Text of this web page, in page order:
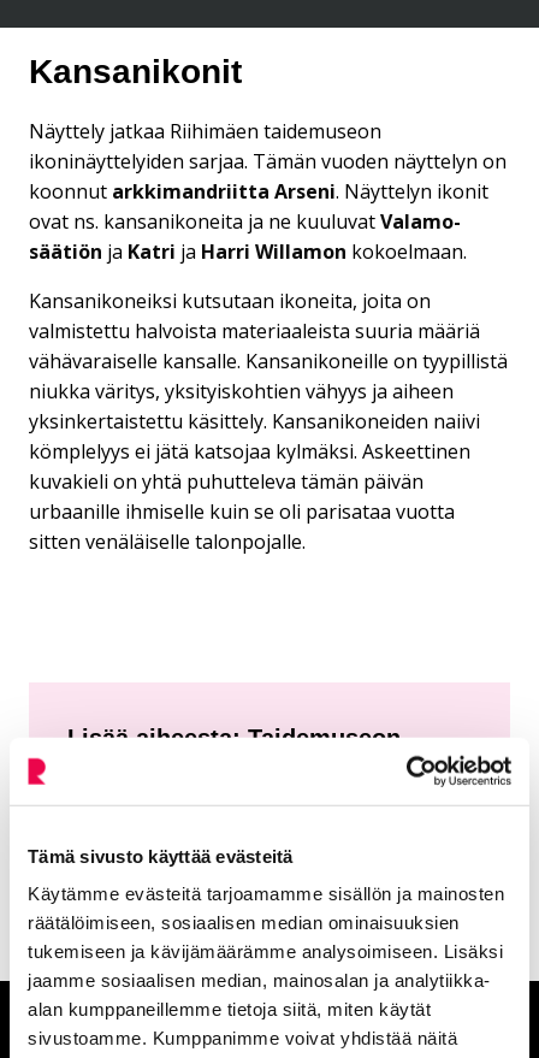
Tämä sivusto käyttää evästeitä
Käytämme evästeitä tarjoamamme sisällön ja mainosten
räätälöimiseen, sosiaalisen median ominaisuuksien
tukemiseen ja kävijämäärämme analysoimiseen. Lisäksi
jaamme sosiaalisen median, mainosalan ja analytiikka-
alan kumppaneillemme tietoja siitä, miten käytät
sivustoamme. Kumppanimme voivat yhdistää näitä
Kansanikonit
Näyttely jatkaa Riihimäen taidemuseon
ikoninäyttelyiden sarjaa. Tämän vuoden näyttelyn on
koonnut arkkimandriitta Arseni. Näyttelyn ikonit
ovat ns. kansanikoneita ja ne kuuluvatValamo-
säätiön ja Katri ja Harri Willamon kokoelmaan.
Kansanikoneiksi kutsutaan ikoneita, joita on
valmistettu halvoista materiaaleista suuria määriä
vähävaraiselle kansalle. Kansanikoneille on tyypillistä
niukka väritys, yksityiskohtien vähyys ja aiheen
yksinkertaistettu käsittely. Kansanikoneiden naiivi
kömplelyys ei jätä katsojaa kylmäksi. Askeettinen
kuvakieli on yhtä puhutteleva tämän päivän
urbaanille ihmiselle kuin se oli parisataa vuotta
sitten venäläiselle talonpojalle.
Lisää aiheesta: Taidemuseon
Nykyinen sivu
Kansanikonit
Klikkaa käyttääksesi valikkoa
Anna palautetta